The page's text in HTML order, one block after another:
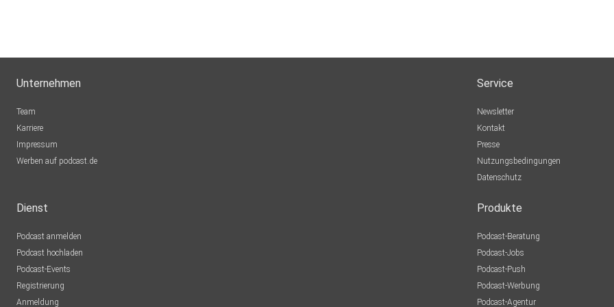
Unternehmen
Team
Karriere
Impressum
Werben auf podcast.de
Service
Newsletter
Kontakt
Presse
Nutzungsbedingungen
Datenschutz
Dienst
Podcast anmelden
Podcast hochladen
Podcast-Events
Registrierung
Anmeldung
Produkte
Podcast-Beratung
Podcast-Jobs
Podcast-Push
Podcast-Werbung
Podcast-Agentur